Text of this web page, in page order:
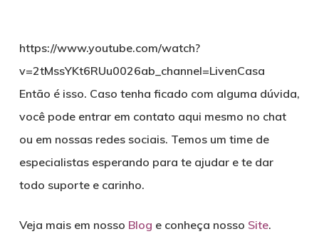
https://www.youtube.com/watch?
v=2tMssYKt6RUu0026ab_channel=LivenCasa
Então é isso. Caso tenha ficado com alguma dúvida,
você pode entrar em contato aqui mesmo no chat
ou em nossas redes sociais. Temos um time de
especialistas esperando para te ajudar e te dar
todo suporte e carinho.
Veja mais em nosso Blog e conheça nosso Site.